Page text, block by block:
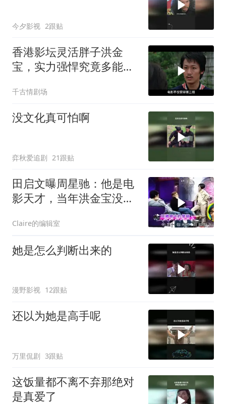
今夕影视 2跟贴
香港影坛灵活胖子洪金
宝，实力强悍究竟多能
千古情剧场
没文化真可怕啊
弈秋爱追剧 21跟贴
田启文曝周星驰：他是电
影天才，当年洪金宝没跟
Claire的编辑室
她是怎么判断出来的
漫野影视 12跟贴
还以为她是高手呢
万里侃剧 3跟贴
这饭量都不离不弃那绝对
是真爱了